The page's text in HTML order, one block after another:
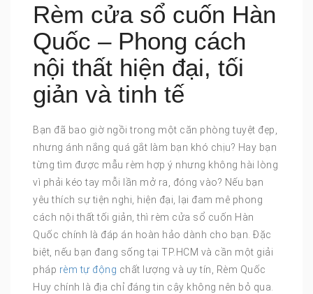
Rèm cửa sổ cuốn Hàn
Quốc – Phong cách
nội thất hiện đại, tối
giản và tinh tế
Bạn đã bao giờ ngồi trong một căn phòng tuyệt đẹp,
nhưng ánh nắng quá gắt làm bạn khó chịu? Hay bạn
từng tìm được mẫu rèm hợp ý nhưng không hài lòng
vì phải kéo tay mỗi lần mở ra, đóng vào? Nếu bạn
yêu thích sự tiện nghi, hiện đại, lại đam mê phong
cách nội thất tối giản, thì rèm cửa sổ cuốn Hàn
Quốc chính là đáp án hoàn hảo dành cho bạn. Đặc
biệt, nếu bạn đang sống tại TP.HCM và cần một giải
pháp rèm tự động chất lượng và uy tín, Rèm Quốc
Huy chính là địa chỉ đáng tin cậy không nên bỏ qua.